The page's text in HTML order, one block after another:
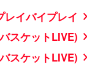
レイバイプレイ
スケットLIVE)
スケットLIVE)